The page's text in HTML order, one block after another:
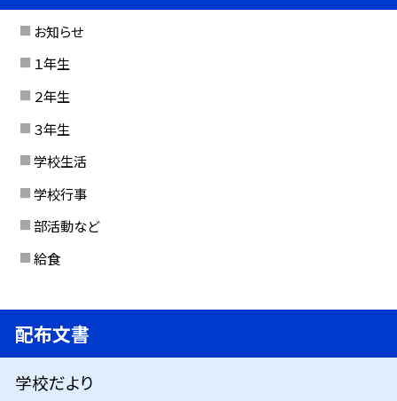
お知らせ
１年生
２年生
３年生
学校生活
学校行事
部活動など
給食
配布文書
学校だより